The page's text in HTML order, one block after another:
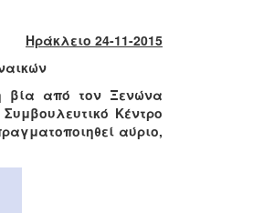
Ηράκλειο 24-11-2015
βία από τον Ξενώνα
Κέντρο
αύριο,